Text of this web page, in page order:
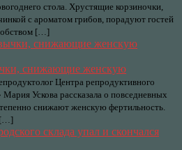
стола. Хрустящие корзиночки,
с ароматом грибов, порадуют гостей
[…]
снижающие женскую
Центра репродуктивного
Ускова рассказала о повседневных
снижают женскую фертильность.
[…]